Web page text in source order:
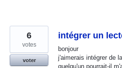
intégrer un
bonjour
j'aimerais intégrer de
quelqu'un pourrait-il
6
votes
voter